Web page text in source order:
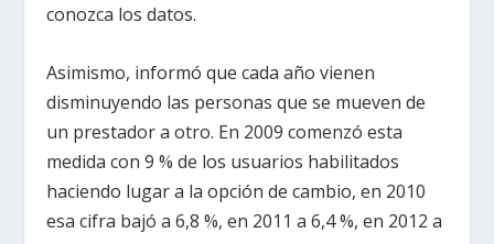
conozca los datos.
Asimismo, informó que cada año vienen
disminuyendo las personas que se mueven de
un prestador a otro. En 2009 comenzó esta
medida con 9 % de los usuarios habilitados
haciendo lugar a la opción de cambio, en 2010
esa cifra bajó a 6,8 %, en 2011 a 6,4 %, en 2012 a